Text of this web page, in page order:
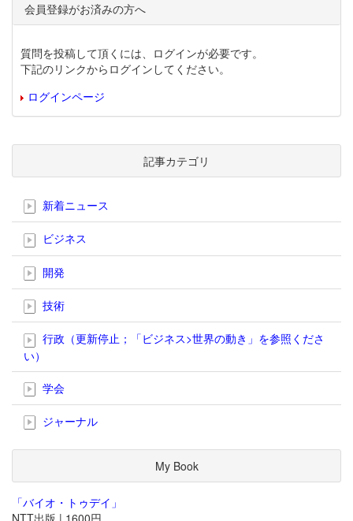
会員登録がお済みの方へ
質問を投稿して頂くには、ログインが必要です。
下記のリンクからログインしてください。
ログインページ
記事カテゴリ
新着ニュース
ビジネス
開発
技術
行政（更新停止；「ビジネス>世界の動き」を参照くださ
い）
学会
ジャーナル
My Book
「バイオ・トゥデイ」